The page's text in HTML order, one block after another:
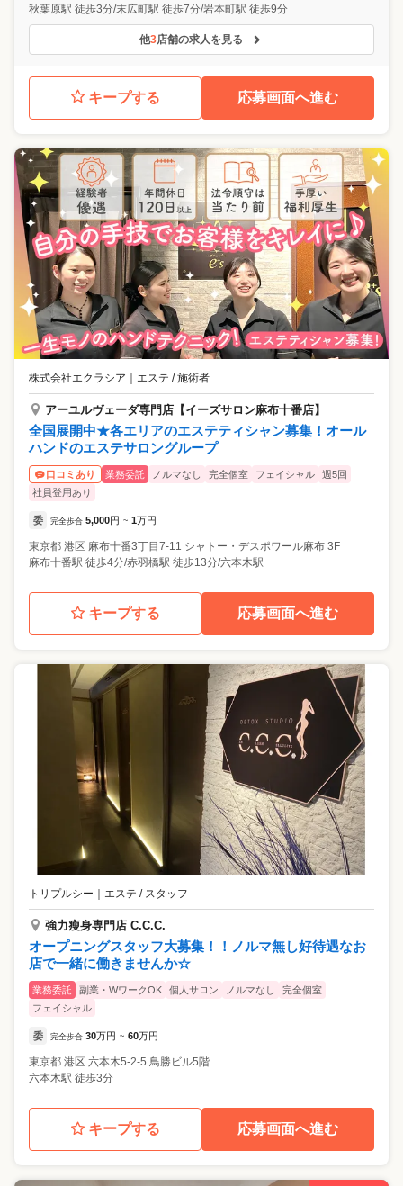
秋葉原駅 徒歩3分/末広町駅 徒歩7分/岩本町駅 徒歩9分
他3店舗の求人を見る
キープする 応募画面へ進む
株式会社エクラシア エステ / 施術者
アーユルヴェーダ専門店【イーズサロン麻布十番店】
全国展開中★各エリアのエステティシャン募集！オール
ハンドのエステサロングループ
口コミあり 業務委託 ノルマなし 完全個室 フェイシャル
週5回
社員登用あり
委 完全歩合 5,000円 ~ 1万円
東京都 港区 麻布十番3丁目7-11 シャトー・デスポワール麻布 3F
麻布十番駅 徒歩4分/赤羽橋駅 徒歩13分/六本木駅
キープする 応募画面へ進む
トリプルシー エステ / スタッフ
強力瘦身専門店 C.C.C.
オープニングスタッフ大募集！！ノルマ無し好待遇なお
店で一緒に働きませんか☆
業務委託 副業・WワークOK 個人サロン ノルマなし
完全個室
フェイシャル
委 完全歩合 30万円 ~ 60万円
東京都 港区 六本木5-2-5 鳥勝ビル5階
六本木駅 徒歩3分
キープする 応募画面へ進む